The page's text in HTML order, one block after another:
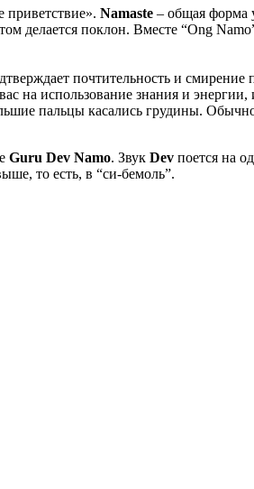
приветствие». Namaste – общая форма
делается поклон. Вместе “Ong
почтительность и смирение
на использование знания и
пальцы касались грудины.
Guru Dev Namo. Звук Dev поется на
то есть, в “си-бемоль”.